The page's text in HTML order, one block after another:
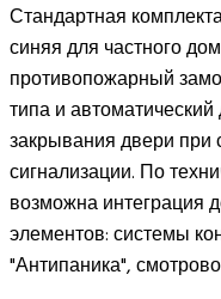
Стандартная
синяя для частного
противопожарный
типа и
закрывания двери
сигнализации. По
возможна интеграция
элементов: системы
"Антипаника",